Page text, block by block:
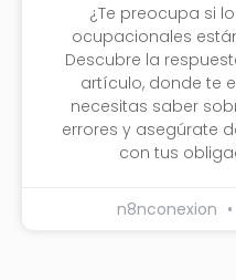
¿Te preocupa si
ocupacionales
Descubre la
artículo, donde te
necesitas saber
errores y asegúrate
con tus
n8nconexion